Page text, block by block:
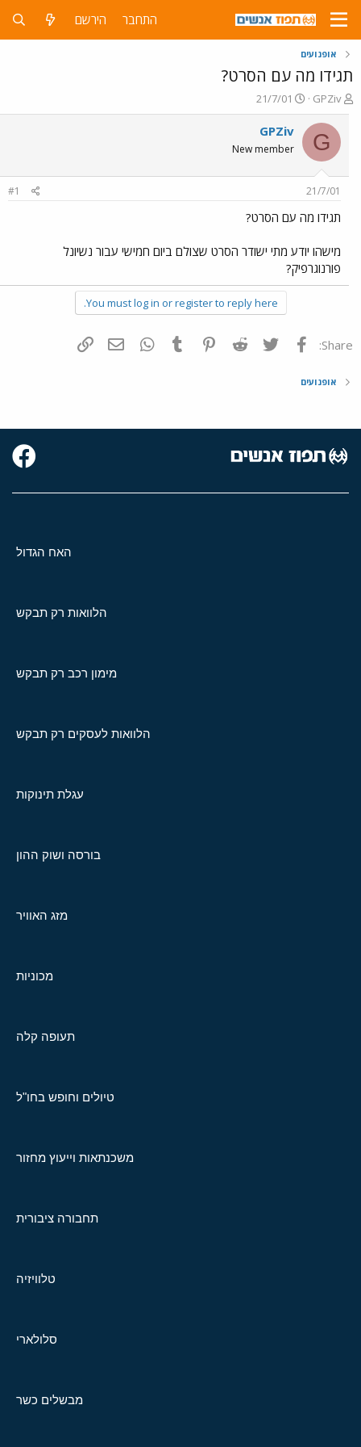
התחבר הירשם
אופנועים
תגידו מה עם הסרט?
פ
ו
ת
ח
ה
ש
א
GPZiv
פ
ו
ר
ם
ר
21/7/01
G
GPZiv
New member
21/7/01
#1
תגידו מה עם הסרט?
מישהו יודע מתי ישודר הסרט שצולם ביום חמישי עבור נשיונל
פורנוגרפיק?
You must log in or register to reply here.
Share: פייסבוק Twitter
Reddit
Pinterest
Tumblr
WhatsAppדואר אלקטרוני
אופנועים
האח הגדול
הלוואות רק תבקש
מימון רכב רק תבקש
הלוואות לעסקים רק תבקש
עגלת תינוקות
בורסה ושוק ההון
מזג האוויר
מכוניות
תעופה קלה
טיולים וחופש בחו"ל
משכנתאות וייעוץ מחזור
תחבורה ציבורית
טלוויזיה
סלולארי
מבשלים כשר